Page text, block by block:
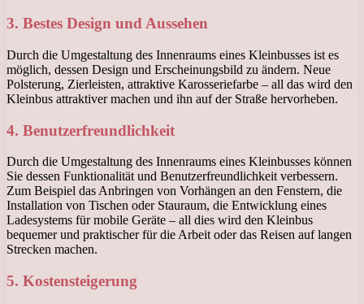
3. Bestes Design und Aussehen
Durch die Umgestaltung des Innenraums eines Kleinbusses ist es
möglich, dessen Design und Erscheinungsbild zu ändern. Neue
Polsterung, Zierleisten, attraktive Karosseriefarbe – all das wird den
Kleinbus attraktiver machen und ihn auf der Straße hervorheben.
4. Benutzerfreundlichkeit
Durch die Umgestaltung des Innenraums eines Kleinbusses können
Sie dessen Funktionalität und Benutzerfreundlichkeit verbessern.
Zum Beispiel das Anbringen von Vorhängen an den Fenstern, die
Installation von Tischen oder Stauraum, die Entwicklung eines
Ladesystems für mobile Geräte – all dies wird den Kleinbus
bequemer und praktischer für die Arbeit oder das Reisen auf langen
Strecken machen.
5. Kostensteigerung